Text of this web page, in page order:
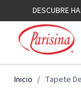
Ir al contenido
DESCUBRE
Inicio / Tapete